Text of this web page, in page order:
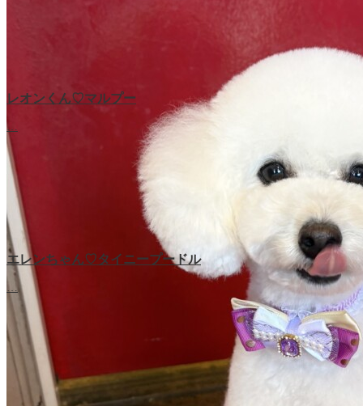
レオンくん♡マルプー
…
エレンちゃん♡タイニープードル
…